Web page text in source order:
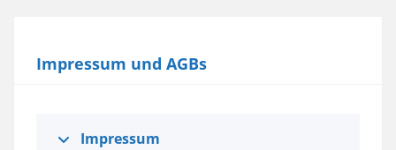
Impressum und AGBs
Impressum